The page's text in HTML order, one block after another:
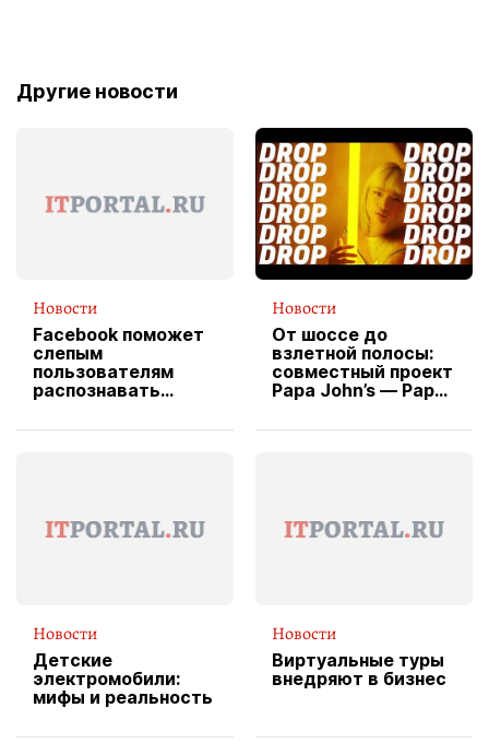
Другие новости
Новости
Facebook поможет
слепым
пользователям
распознавать
Новости
От шоссе до
взлетной полосы:
совместный проект
Papa John’s — Papa
вводит
Новости
Детские
электромобили:
мифы и реальность
Новости
Виртуальные туры
внедряют в бизнес